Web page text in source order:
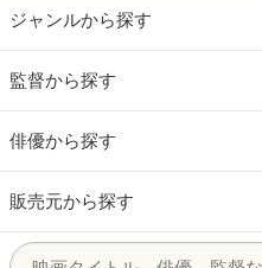
ジャンルから探す
監督から探す
俳優から探す
販売元から探す